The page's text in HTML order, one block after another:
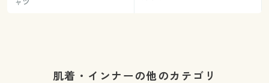
肌着・インナーの他のカテゴリ